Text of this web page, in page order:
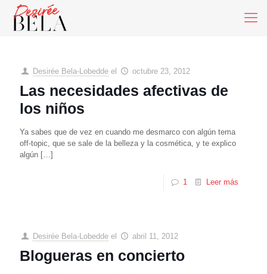
Desirée Bela-Lobedde el octubre 23, 2012
Las necesidades afectivas de
los niños
Ya sabes que de vez en cuando me desmarco con algún tema
off-topic, que se sale de la belleza y la cosmética, y te explico
algún […]
1 Leer más
Desirée Bela-Lobedde el abril 11, 2012
Blogueras en concierto